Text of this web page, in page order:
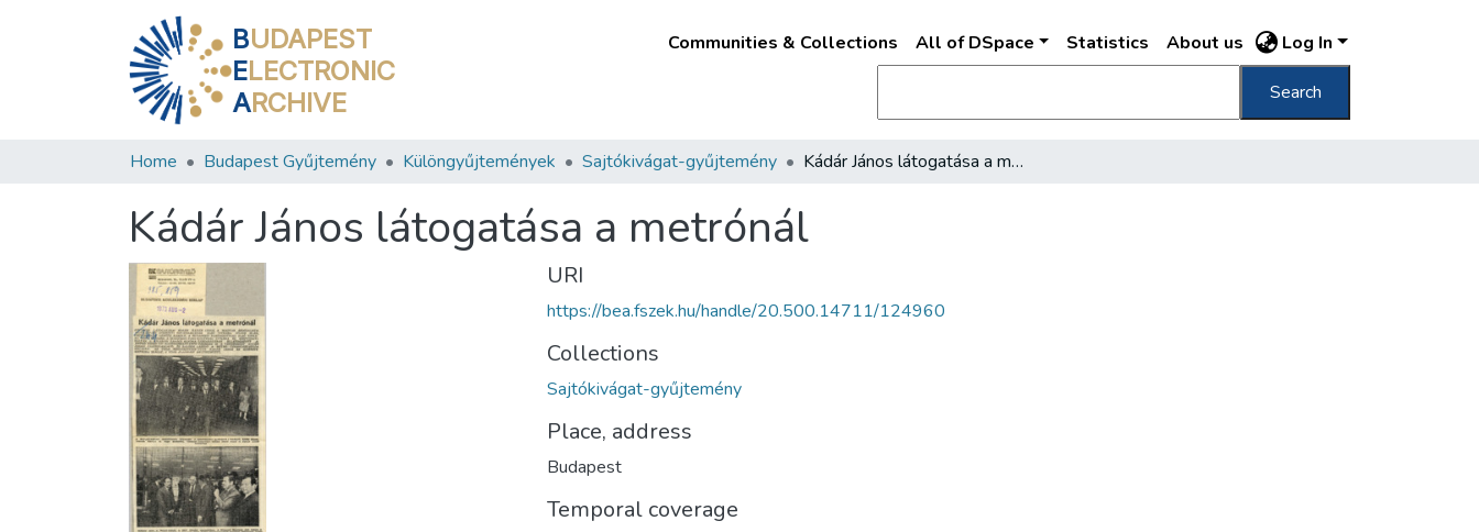
BUDAPEST
ELECTRONIC
ARCHIVE
Communities & Collections All of DSpace Statistics About us Log In
Search
Home Budapest Gyűjtemény Különgyűjtemények Sajtókivágat-gyűjtemény Kádár János látogatása a metrónál
Kádár János látogatása a metrónál
URI
https://bea.fszek.hu/handle/20.500.14711/124960
Collections
Sajtókivágat-gyűjtemény
Place, address
Budapest
Temporal coverage